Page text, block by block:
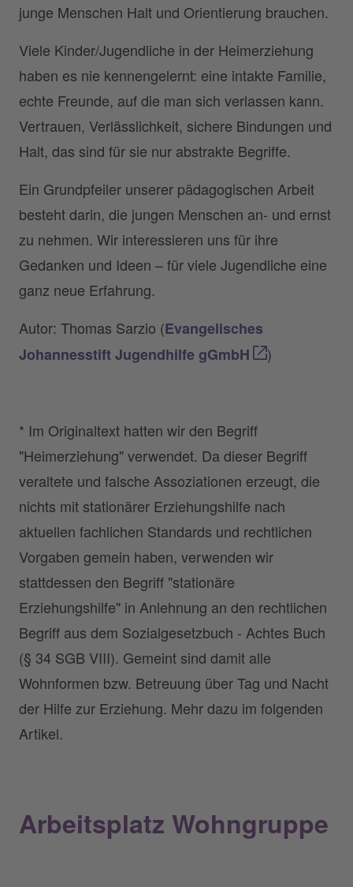
junge Menschen Halt und Orientierung brauchen.
Viele Kinder/Jugendliche in der Heimerziehung
haben es nie kennengelernt: eine intakte Familie,
echte Freunde, auf die man sich verlassen kann.
Vertrauen, Verlässlichkeit, sichere Bindungen und
Halt, das sind für sie nur abstrakte Begriffe.
Ein Grundpfeiler unserer pädagogischen Arbeit
besteht darin, die jungen Menschen an- und ernst
zu nehmen. Wir interessieren uns für ihre
Gedanken und Ideen – für viele Jugendliche eine
ganz neue Erfahrung.
Autor: Thomas Sarzio (Evangelisches
Johannesstift Jugendhilfe gGmbH
)
* Im Originaltext hatten wir den Begriff
"Heimerziehung" verwendet. Da dieser Begriff
veraltete und falsche Assoziationen erzeugt, die
nichts mit stationärer Erziehungshilfe nach
aktuellen fachlichen Standards und rechtlichen
Vorgaben gemein haben, verwenden wir
stattdessen den Begriff "stationäre
Erziehungshilfe" in Anlehnung an den rechtlichen
Begriff aus dem Sozialgesetzbuch - Achtes Buch
(§ 34 SGB VIII). Gemeint sind damit alle
Wohnformen bzw. Betreuung über Tag und Nacht
der Hilfe zur Erziehung. Mehr dazu im folgenden
Artikel.
Arbeitsplatz Wohngruppe